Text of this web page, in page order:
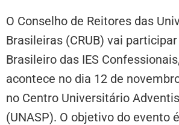
O Conselho de Reitores das
Brasileiras (CRUB) vai
Brasileiro das IES
acontece no dia 12 de
no Centro Universitário
(UNASP). O objetivo do evento